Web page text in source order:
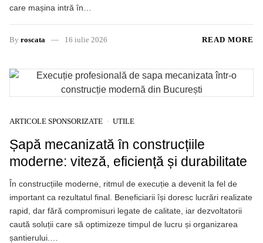
care mașina intră în…
By roscata 16 iulie 2026 READ MORE
ARTICOLE SPONSORIZATE UTILE
Șapă mecanizată în construcțiile
moderne: viteză, eficiență și durabilitate
În construcțiile moderne, ritmul de execuție a devenit la fel de
important ca rezultatul final. Beneficiarii își doresc lucrări realizate
rapid, dar fără compromisuri legate de calitate, iar dezvoltatorii
caută soluții care să optimizeze timpul de lucru și organizarea
șantierului.…